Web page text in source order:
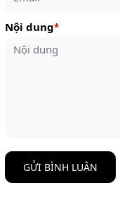
Nội dung*
GỬI BÌNH LUẬN